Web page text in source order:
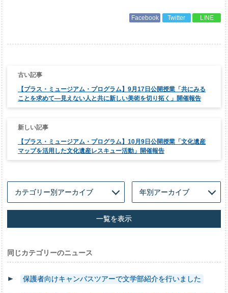
Facebook Twitter LINE
【プラス・ミュージアム・プログラム】9月17日公開授業「共にみる
ことを求めて―見えない人と共に新しい美術を切り拓く」開催報告
【プラス・ミュージアム・プログラム】10月9日公開授業「文化遺産
マップを活用した文化遺産レスキュー活動」開催報告
一覧を表示
同じカテゴリーのニュース
保護者向けキャンパスツアーで文学部紹介を行いました